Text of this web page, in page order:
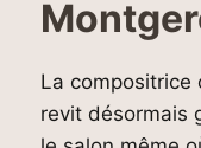
La compositrice
revit désormais